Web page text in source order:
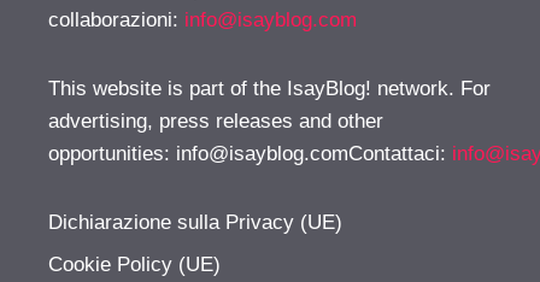
collaborazioni: info@isayblog.com
This website is part of the IsayBlog! network. For
advertising, press releases and other
opportunities: info@isayblog.comContattaci:
Dichiarazione sulla Privacy (UE)
Cookie Policy (UE)